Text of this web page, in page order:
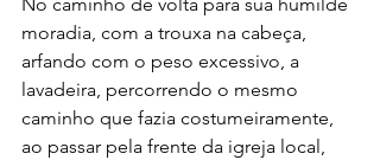
No caminho de volta para sua humilde
moradia, com a trouxa na cabeça,
arfando com o peso excessivo, a
lavadeira, percorrendo o mesmo
caminho que fazia costumeiramente,
ao passar pela frente da igreja local,